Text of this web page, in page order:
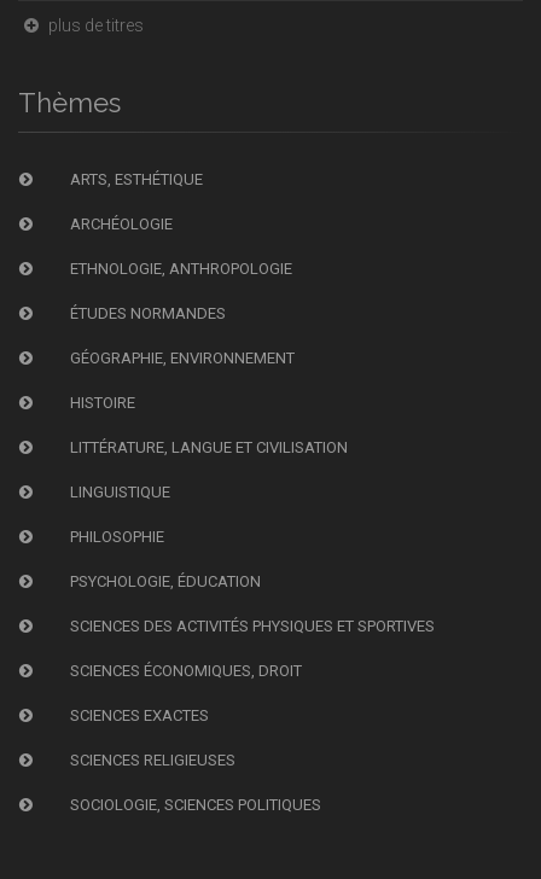
plus de titres
Thèmes
ARTS, ESTHÉTIQUE
ARCHÉOLOGIE
ETHNOLOGIE, ANTHROPOLOGIE
ÉTUDES NORMANDES
GÉOGRAPHIE, ENVIRONNEMENT
HISTOIRE
LITTÉRATURE, LANGUE ET CIVILISATION
LINGUISTIQUE
PHILOSOPHIE
PSYCHOLOGIE, ÉDUCATION
SCIENCES DES ACTIVITÉS PHYSIQUES ET SPORTIVES
SCIENCES ÉCONOMIQUES, DROIT
SCIENCES EXACTES
SCIENCES RELIGIEUSES
SOCIOLOGIE, SCIENCES POLITIQUES